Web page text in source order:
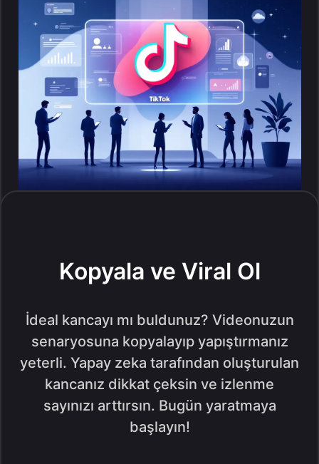
Kopyala ve Viral Ol
İdeal kancayı mı buldunuz? Videonuzun
senaryosuna kopyalayıp yapıştırmanız
yeterli. Yapay zeka tarafından oluşturulan
kancanız dikkat çeksin ve izlenme
sayınızı arttırsın. Bugün yaratmaya
başlayın!